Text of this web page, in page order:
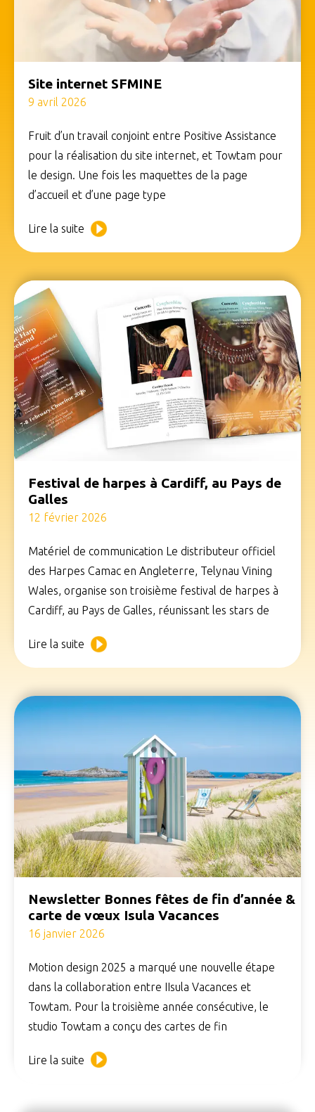
Site internet SFMINE
9 avril 2026
Fruit d’un travail conjoint entre Positive Assistance
pour la réalisation du site internet, et Towtam pour
le design. Une fois les maquettes de la page
d’accueil et d’une page type
Lire la suite
Festival de harpes à Cardiff, au Pays de
Galles
12 février 2026
Matériel de communication Le distributeur officiel
des Harpes Camac en Angleterre, Telynau Vining
Wales, organise son troisième festival de harpes à
Cardiff, au Pays de Galles, réunissant les stars de
Lire la suite
Newsletter Bonnes fêtes de fin d’année &
carte de vœux Isula Vacances
16 janvier 2026
Motion design 2025 a marqué une nouvelle étape
dans la collaboration entre IIsula Vacances et
Towtam. Pour la troisième année consécutive, le
studio Towtam a conçu des cartes de fin
Lire la suite